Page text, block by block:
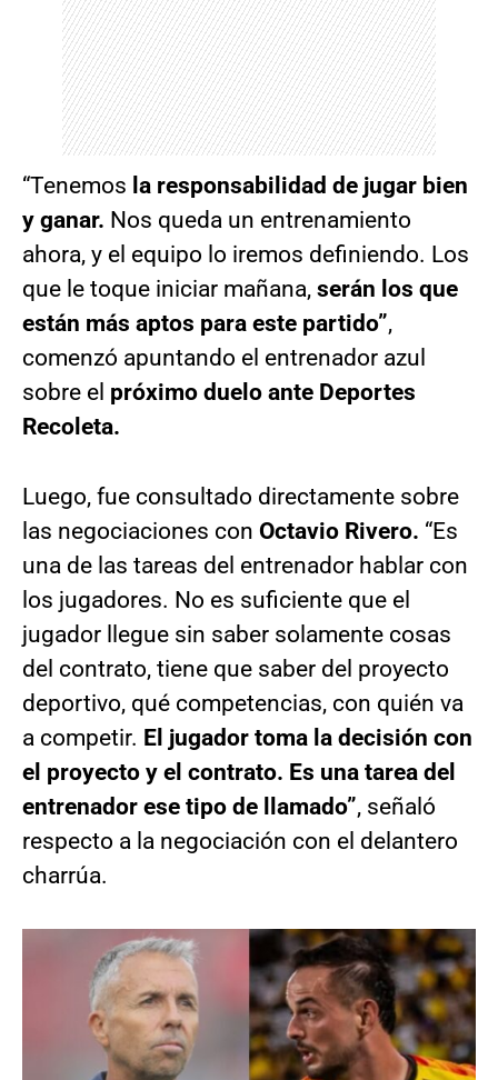
“Tenemos la responsabilidad de jugar bien
y ganar. Nos queda un entrenamiento
ahora, y el equipo lo iremos definiendo. Los
que le toque iniciar mañana, serán los que
están más aptos para este partido”,
comenzó apuntando el entrenador azul
sobre el próximo duelo ante Deportes
Recoleta.
Luego, fue consultado directamente sobre
las negociaciones con Octavio Rivero. “Es
una de las tareas del entrenador hablar con
los jugadores. No es suficiente que el
jugador llegue sin saber solamente cosas
del contrato, tiene que saber del proyecto
deportivo, qué competencias, con quién va
a competir. El jugador toma la decisión con
el proyecto y el contrato. Es una tarea del
entrenador ese tipo de llamado”, señaló
respecto a la negociación con el delantero
charrúa.